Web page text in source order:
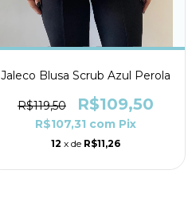
Jaleco Blusa Scrub Azul Perola
R$119,50 R$109,50
R$107,31 com Pix
12 x de R$11,26